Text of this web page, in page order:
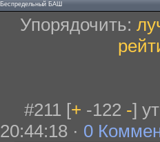
Беспредельный БАШ
Упорядочить:
#211 [+ -122 -]
20:44:18 · 0